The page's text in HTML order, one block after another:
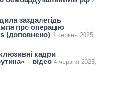
заздалегідь
про операцію
(доповнено) 1 червня 2025,
кадри
– відео 4 червня 2025,